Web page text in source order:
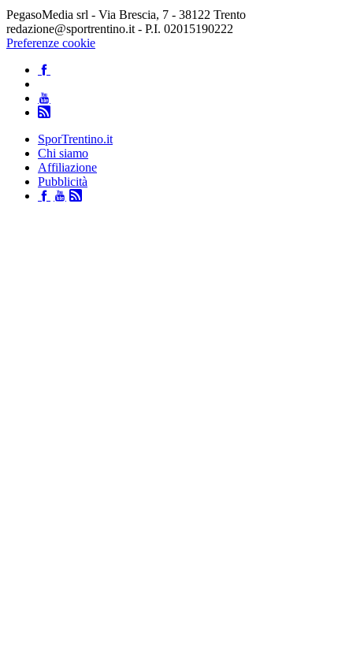
PegasoMedia srl - Via Brescia, 7 - 38122 Trento
redazione@sportrentino.it - P.I. 02015190222
Preferenze cookie
SporTrentino.it
Chi siamo
Affiliazione
Pubblicità